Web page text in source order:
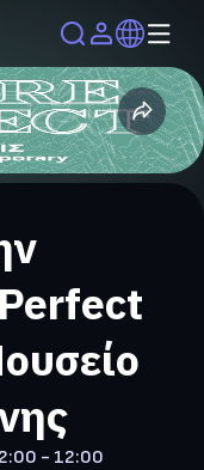
- 12:00